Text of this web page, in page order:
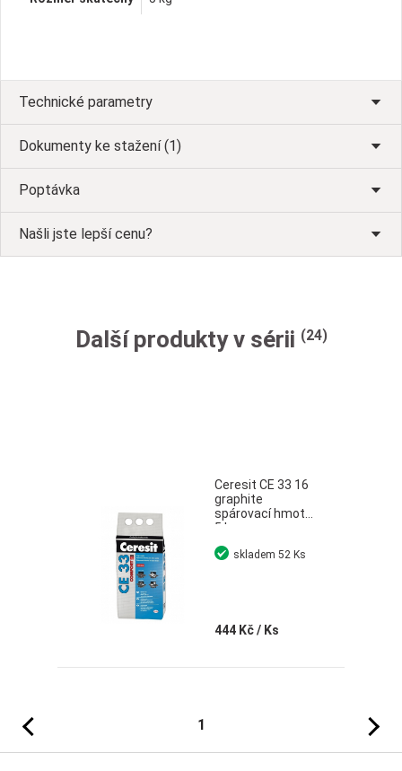
Technické parametry
Dokumenty ke stažení (1)
Poptávka
Našli jste lepší cenu?
Další produkty v sérii (24)
Ceresit CE 33 16
graphite
spárovací hmota
5 kg
444 Kč/ Ks
skladem 52 Ks
Předchozí 1